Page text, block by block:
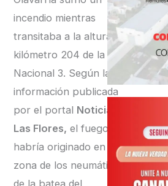
incendio mientras
transitaba a la altura del
kilómetro 204 de la Ruta
Nacional 3. Según la
información publicada
por el portal Noticias
Las Flores, el fuego se
habría originado en la
zona de los neumáticos
de la batea del